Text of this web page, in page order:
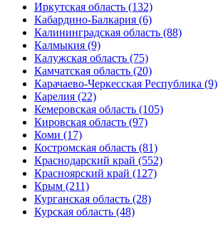
Иркутская область (132)
Кабардино-Балкария (6)
Калининградская область (88)
Калмыкия (9)
Калужская область (75)
Камчатская область (20)
Карачаево-Черкесская Республика (9)
Карелия (22)
Кемеровская область (105)
Кировская область (97)
Коми (17)
Костромская область (81)
Краснодарский край (552)
Красноярский край (127)
Крым (211)
Курганская область (28)
Курская область (48)